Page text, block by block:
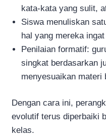
kata-kata yang sulit,
Siswa menuliskan
hal yang mereka
Penilaian formatif:
singkat berdasarkan
menyesuaikan materi
Dengan cara ini,
evolutif terus diperbaiki
kelas.